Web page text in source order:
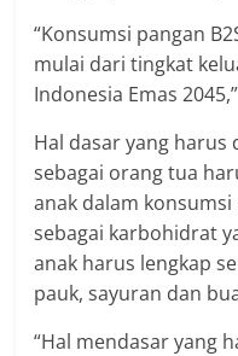
“Konsumsi pangan
mulai dari tingkat
Indonesia Emas
Hal dasar yang
sebagai orang tua
anak dalam konsumsi
sebagai karbohidrat
anak harus lengkap
pauk, sayuran dan
“Hal mendasar yang